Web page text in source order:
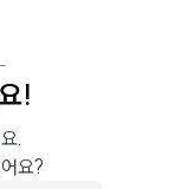
!
.
요?